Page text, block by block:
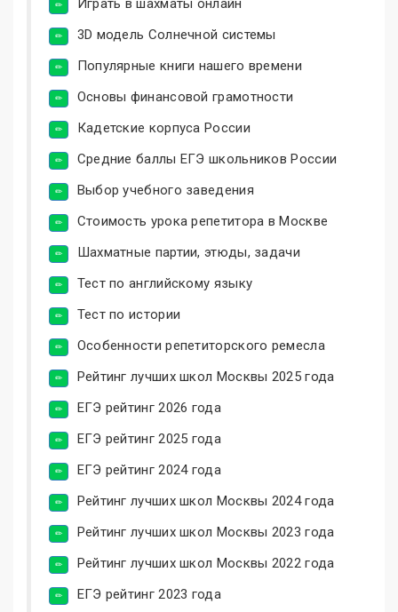
Играть в шахматы онлайн
3D модель Солнечной системы
Популярные книги нашего времени
Основы финансовой грамотности
Кадетские корпуса России
Средние баллы ЕГЭ школьников России
Выбор учебного заведения
Стоимость урока репетитора в Москве
Шахматные партии, этюды, задачи
Тест по английскому языку
Тест по истории
Особенности репетиторского ремесла
Рейтинг лучших школ Москвы 2025 года
ЕГЭ рейтинг 2026 года
ЕГЭ рейтинг 2025 года
ЕГЭ рейтинг 2024 года
Рейтинг лучших школ Москвы 2024 года
Рейтинг лучших школ Москвы 2023 года
Рейтинг лучших школ Москвы 2022 года
ЕГЭ рейтинг 2023 года